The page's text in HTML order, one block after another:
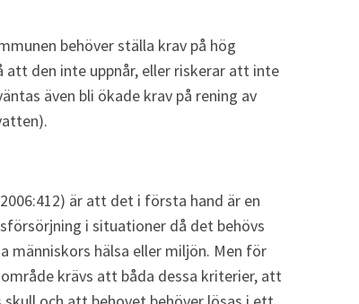
behöver ställa krav på hög
den inte uppnår, eller riskerar att inte
även bli ökade krav på rening av
är att det i första hand är en
i situationer då det behövs
människors hälsa eller miljön. Men för
krävs att båda dessa kriterier, att